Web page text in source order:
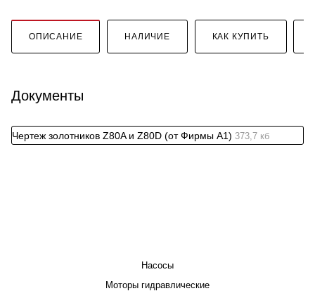
ОПИСАНИЕ НАЛИЧИЕ КАК КУПИТЬ
Документы
Чертеж золотников Z80A и Z80D (от Фирмы А1) 373,7 кб
Насосы
Моторы гидравлические